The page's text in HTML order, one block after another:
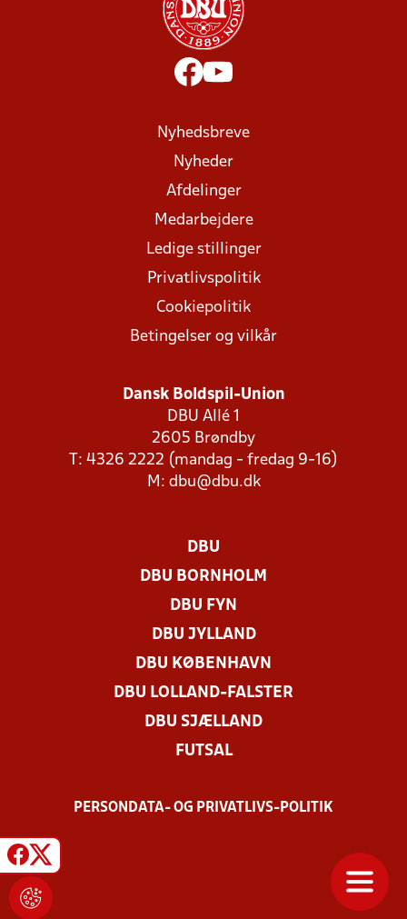
Nyhedsbreve
Nyheder
Afdelinger
Medarbejdere
Ledige stillinger
Privatlivspolitik
Cookiepolitik
Betingelser og vilkår
Dansk Boldspil-Union
DBU Allé 1
2605 Brøndby
T: 4326 2222 (mandag - fredag 9-16)
M: dbu@dbu.dk
DBU
DBU BORNHOLM
DBU FYN
DBU JYLLAND
DBU KØBENHAVN
DBU LOLLAND-FALSTER
DBU SJÆLLAND
FUTSAL
PERSONDATA- OG PRIVATLIVS-POLITIK